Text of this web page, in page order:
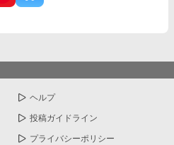
ヘルプ
投稿ガイドライン
プライバシーポリシー